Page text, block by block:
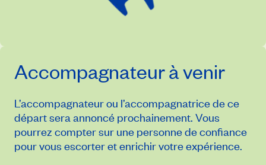
Accompagnateur à venir
L’accompagnateur ou l’accompagnatrice de ce
départ sera annoncé prochainement. Vous
pourrez compter sur une personne de confiance
pour vous escorter et enrichir votre expérience.